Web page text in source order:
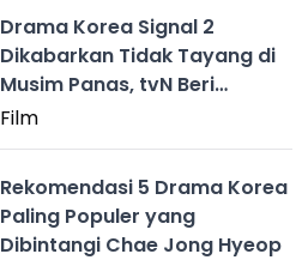
Drama Korea Signal 2
Dikabarkan Tidak Tayang di
Musim Panas, tvN Beri
Tanggapan
Film
Rekomendasi 5 Drama Korea
Paling Populer yang
Dibintangi Chae Jong Hyeop